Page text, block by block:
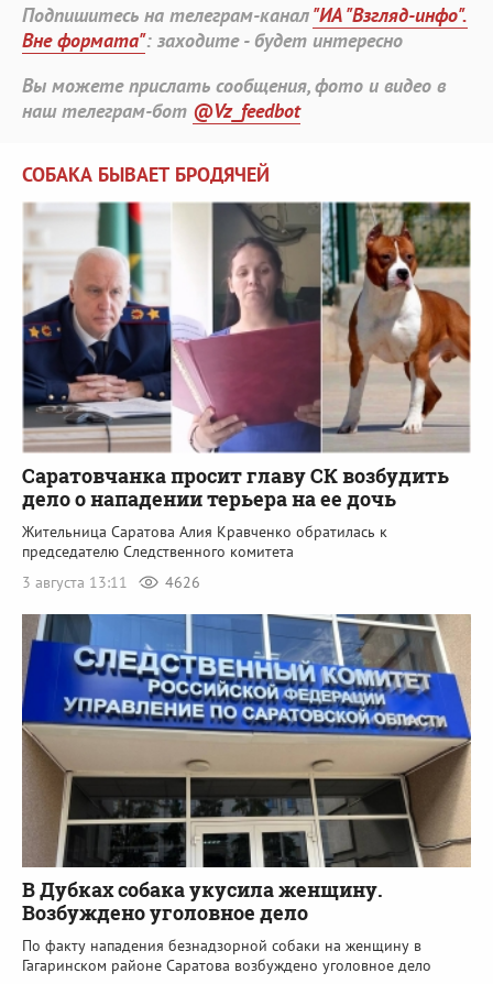
Подпишитесь на телеграм-канал"ИА "Взгляд-инфо".
Вне формата": заходите - будет интересно
Вы можете прислать сообщения, фото и видео в
наш телеграм-бот @Vz_feedbot
СОБАКА БЫВАЕТ БРОДЯЧЕЙ
Саратовчанка просит главу СК возбудить
дело о нападении терьера на ее дочь
Жительница Саратова Алия Кравченко обратилась к
председателю Следственного комитета
3 августа 13:11
4626
В Дубках собака укусила женщину.
Возбуждено уголовное дело
По факту нападения безнадзорной собаки на женщину в
Гагаринском районе Саратова возбуждено уголовное дело